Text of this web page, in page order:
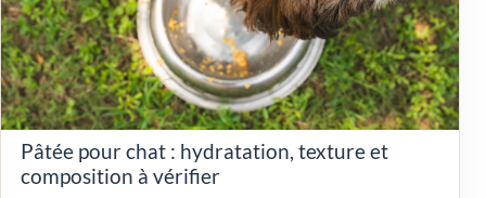
Pâtée pour chat : hydratation, texture et
composition à vérifier